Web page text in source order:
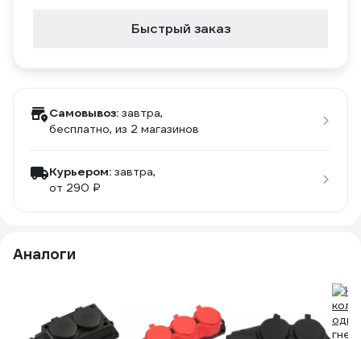
Быстрый заказ
Самовывоз: завтра,
бесплатно, из 2 магазинов
Курьером: завтра,
от 290 ₽
Аналоги